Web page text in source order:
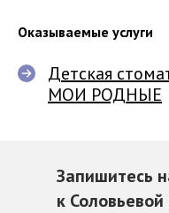
Оказываемые услуги
Детская
МОИ РОДНЫЕ
Запишитесь
к